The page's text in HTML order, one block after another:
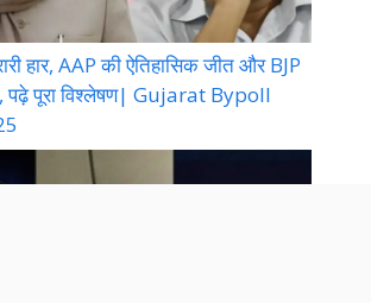
हार, AAP की ऐतिहासिक जीत और BJP
पढ़े पूरा विश्लेषण| Gujarat Bypoll